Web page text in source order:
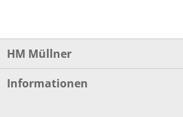
HM Müllner
Informationen